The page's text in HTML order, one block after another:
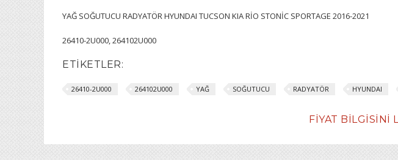
YAĞ SOĞUTUCU RADYATÖR HYUNDAI TUCSON KIA RİO STONİC SPORTAGE 2016-2021
26410-2U000, 264102U000
ETIKETLER:
26410-2U000 264102U000 YAĞ SOĞUTUCU RADYATÖR HYUNDAI
FIYAT BILGISINI